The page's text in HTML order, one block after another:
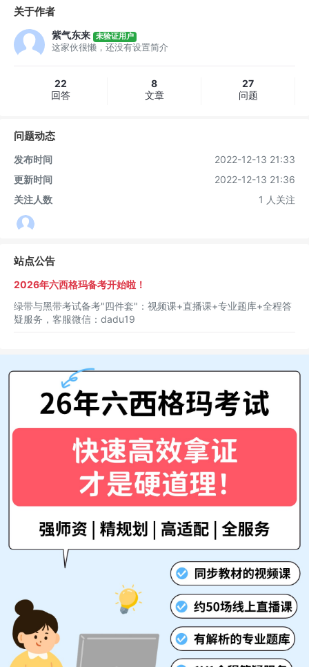
关于作者
紫气东来 未验证用户
这家伙很懒，还没有设置简介
22
回答
8
文章
27
问题
问题动态
发布时间
2022-12-13 21:33
更新时间
2022-12-13 21:36
关注人数
1 人关注
站点公告
2026年六西格玛备考开始啦！
绿带与黑带考试备考"四件套"：视频课+直播课+专业题库+全程答
疑服务，客服微信：dadu19